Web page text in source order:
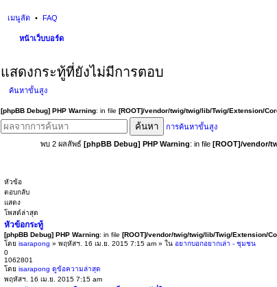
เมนูลัด FAQ
หน้าเว็บบอร์ด
แสดงกระทู้ที่ยังไม่มีการตอบ
ค้นหาขั้นสูง
[phpBB Debug] PHP Warning: in file [ROOT]/vendor/twig/twig/lib/Twig/Extension/
ค้นหา การค้นหาขั้นสูง
พบ 2 ผลลัพธ์ [phpBB Debug] PHP Warning: in file [ROOT]/vendor/
หัวข้อ
ตอบกลับ
แสดง
โพสต์ล่าสุด
หัวข้อกระทู้
[phpBB Debug] PHP Warning: in file [ROOT]/vendor/twig/twig/lib/Twig/Extension/
โดย isarapong » พฤหัสฯ. 16 เม.ย. 2015 7:15 am » ใน อยากบอกอยากเล่า - ชุมชน
0
1062801
โดย isarapong ดูข้อความล่าสุด
พฤหัสฯ. 16 เม.ย. 2015 7:15 am